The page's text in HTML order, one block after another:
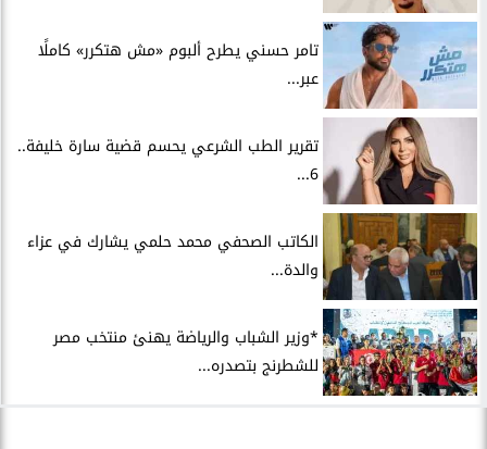
تامر حسني يطرح ألبوم «مش هتكرر» كاملًا
عبر...
تقرير الطب الشرعي يحسم قضية سارة خليفة..
6...
الكاتب الصحفي محمد حلمي يشارك في عزاء
والدة...
*وزير الشباب والرياضة يهنئ منتخب مصر
للشطرنج بتصدره...